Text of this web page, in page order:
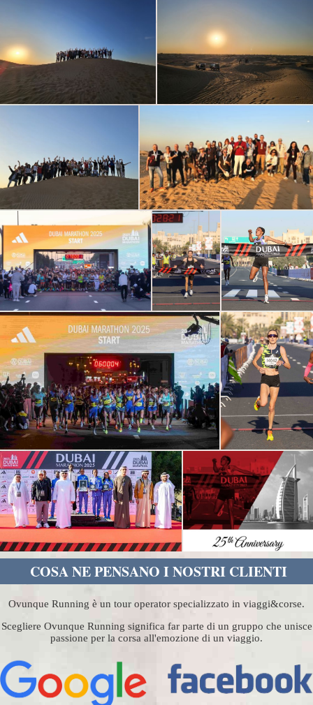
COSA NE PENSANO I NOSTRI CLIENTI
Ovunque Running è un tour operator specializzato in viaggi&corse.
Scegliere Ovunque Running significa far parte di un gruppo che unisce
passione per la corsa all'emozione di un viaggio.